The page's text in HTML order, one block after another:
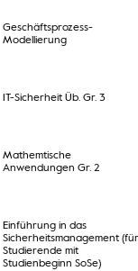
Geschäftsprozess-
Modellierung
IT-Sicherheit Üb. Gr. 3
Mathemtische
Anwendungen Gr. 2
Einführung in das
Sicherheitsmanagement (für
Studierende mit
Studienbeginn SoSe)